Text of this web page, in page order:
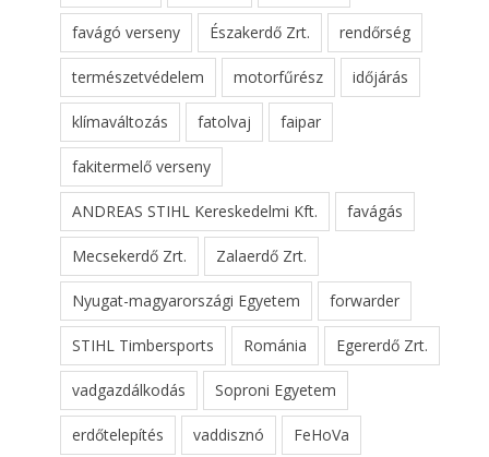
favágó verseny Északerdő Zrt. rendőrség
természetvédelem motorfűrész időjárás
klímaváltozás fatolvaj faipar
fakitermelő verseny
ANDREAS STIHL Kereskedelmi Kft. favágás
Mecsekerdő Zrt. Zalaerdő Zrt.
Nyugat-magyarországi Egyetem forwarder
STIHL Timbersports Románia Egererdő Zrt.
vadgazdálkodás Soproni Egyetem
erdőtelepítés vaddisznó FeHoVa